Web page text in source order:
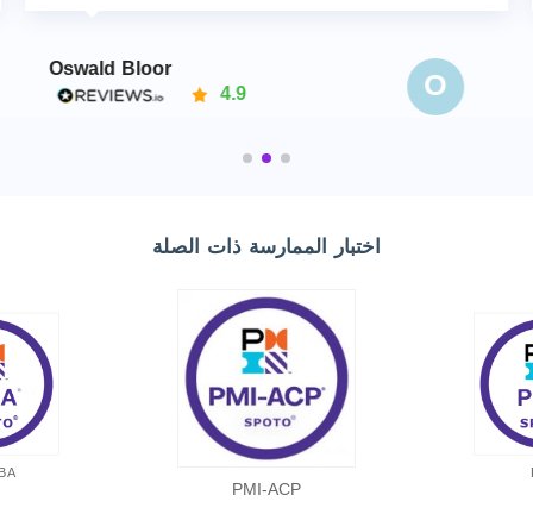
O
Oswald Bloor
4.9
اختبار الممارسة ذات الصلة
PMI-ACP